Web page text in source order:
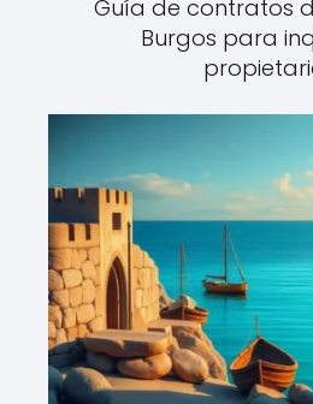
Guía de contratos
Burgos para